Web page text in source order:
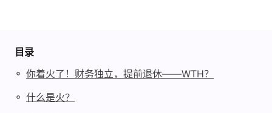
目录
◦ 你着火了！财务独立，提前退休——WTH？
◦ 什么是火？